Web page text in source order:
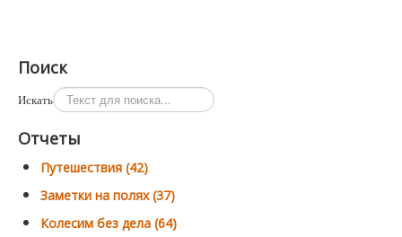
Поиск
Искать
Отчеты
Путешествия (42)
Заметки на полях (37)
Колесим без дела (64)